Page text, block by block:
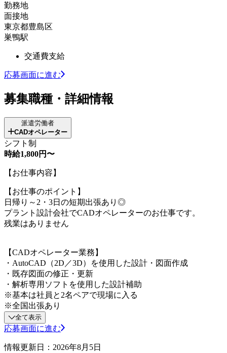
勤務地
面接地
東京都豊島区
巣鴨駅
交通費支給
応募画面に進む
募集職種・詳細情報
派遣労働者
CADオペレーター
シフト制
時給1,800円〜
【お仕事内容】
【お仕事のポイント】
日帰り～2・3日の短期出張あり◎
プラント設計会社でCADオペレーターのお仕事です。
残業はありません
【CADオペレーター業務】
・AutoCAD（2D／3D）を使用した設計・図面作成
・既存図面の修正・更新
・解析専用ソフトを使用した設計補助
※基本は社員と2名ペアで現場に入る
※全国出張あり
全て表示
応募画面に進む
情報更新日：2026年8月5日